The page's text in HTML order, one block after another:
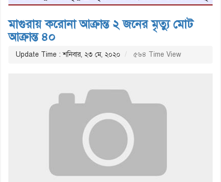
মাগুরায় করোনা আক্রান্ত ২ জনের মৃত্যু মোট
আক্রান্ত ৪০
Update Time : শনিবার, ২৩ মে, ২০২০ ৫৬৪ Time View